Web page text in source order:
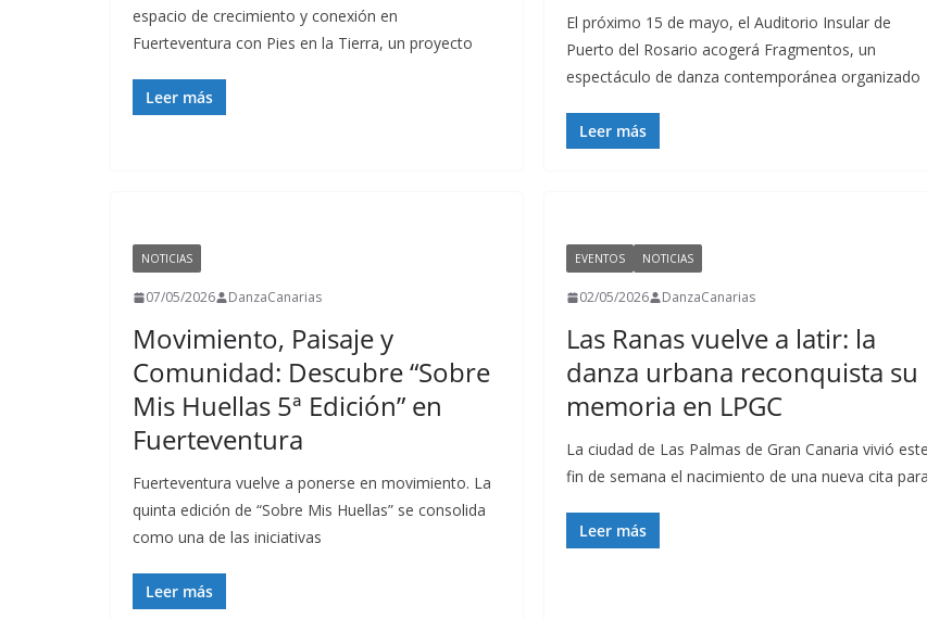
espacio de crecimiento y conexión en
Fuerteventura con Pies en la Tierra, un proyecto
Leer más
El próximo 15 de mayo, el Auditorio Insular de
Puerto del Rosario acogerá Fragmentos, un
espectáculo de danza contemporánea organizado
Leer más
NOTICIAS
07/05/2026 DanzaCanarias
Movimiento, Paisaje y
Comunidad: Descubre “Sobre
Mis Huellas 5ª Edición” en
Fuerteventura
Fuerteventura vuelve a ponerse en movimiento. La
quinta edición de “Sobre Mis Huellas” se consolida
como una de las iniciativas
Leer más
EVENTOS NOTICIAS
02/05/2026 DanzaCanarias
Las Ranas vuelve a latir: la
danza urbana reconquista su
memoria en LPGC
La ciudad de Las Palmas de Gran Canaria vivió este
fin de semana el nacimiento de una nueva cita para
Leer más